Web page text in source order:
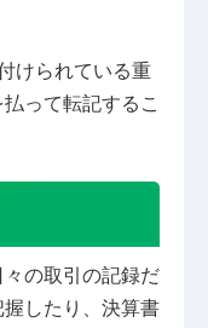
けられている重
って転記するこ
の取引の記録だ
したり、決算書